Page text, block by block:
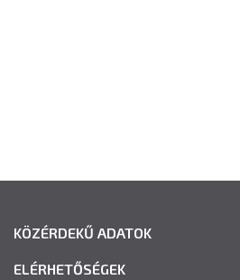
KÖZÉRDEKŰ ADATOK
ELÉRHETŐSÉGEK